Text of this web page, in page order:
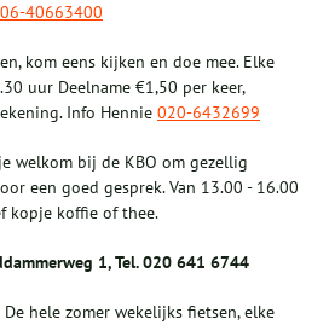
06-40663400
kom eens kijken en doe mee. Elke
uur Deelname €1,50 per keer,
Info Hennie 020-6432699
welkom bij de KBO om gezellig
een goed gesprek. Van 13.00 - 16.00
kopje koffie of thee.
1, Tel. 020 641 6744
hele zomer wekelijks fietsen, elke